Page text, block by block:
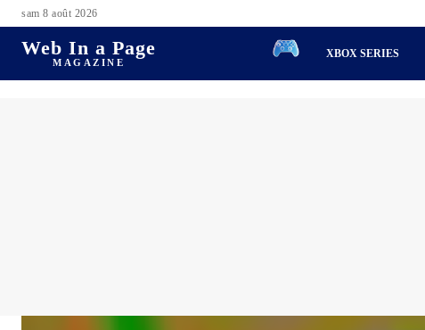
sam 8 août 2026
Web In a Page
MAGAZINE
XBOX SERIES